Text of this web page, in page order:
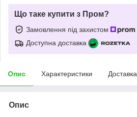
Що таке купити з Пром?
Замовлення під захистом
Доступна доставка
Опис Характеристики Доставка
Опис